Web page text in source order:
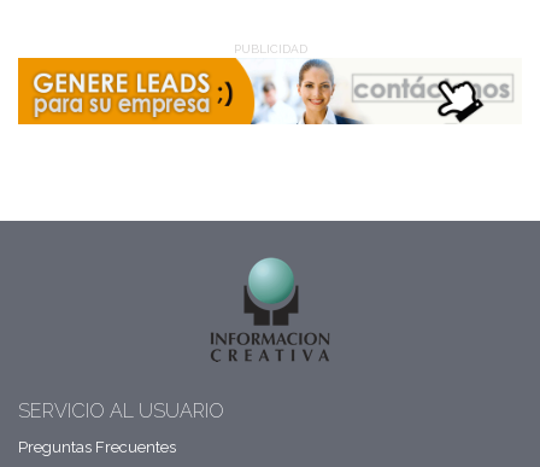
PUBLICIDAD
SERVICIO AL USUARIO
Preguntas Frecuentes